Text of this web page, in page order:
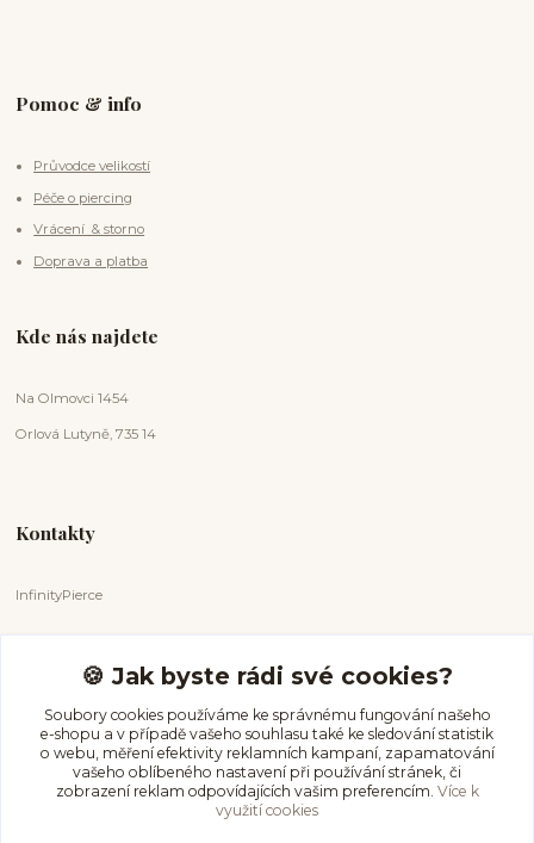
Pomoc & info
Průvodce velikostí
Péče o piercing
Vrácení & storno
Doprava a platba
Kde nás najdete
Na Olmovci 1454
Orlová Lutyně, 735 14
Kontakty
InfinityPierce
+420 731 681 038
(Po-Ne, 9-18 hod.)
info@infinitypierce.cz
🍪 Jak byste rádi své cookies?
Soubory cookies používáme ke správnému fungování našeho
e-shopu a v případě vašeho souhlasu také ke sledování statistik
o webu, měření efektivity reklamních kampaní, zapamatování
vašeho oblíbeného nastavení při používání stránek, či
zobrazení reklam odpovídajících vašim preferencím. Více k
využití cookies